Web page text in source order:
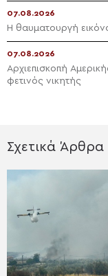
07.08.2026
Η θαυματουργή
07.08.2026
Αρχιεπισκοπή
φετινός νικητής
Σχετικά Άρθρα